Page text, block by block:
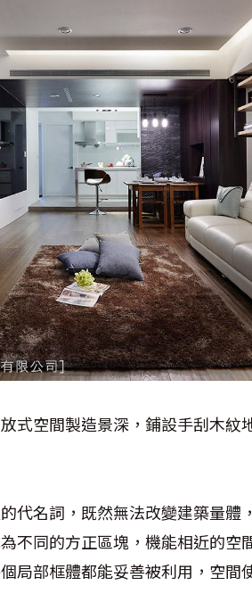
式空間製造景深，鋪設手刮木紋
代名詞，既然無法改變建築量體
不同的方正區塊，機能相近的空
局部框體都能妥善被利用，空間